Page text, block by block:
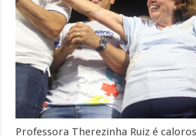
Professora Therezinha Ruiz é